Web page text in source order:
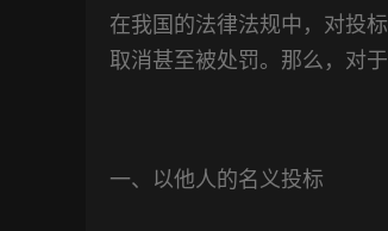
在我国的法律法规中，对投
取消甚至被处罚。那么，对
一、 以他人的名义投标